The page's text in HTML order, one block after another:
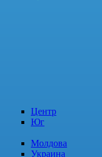
Центр
Юг
Молдова
Украина